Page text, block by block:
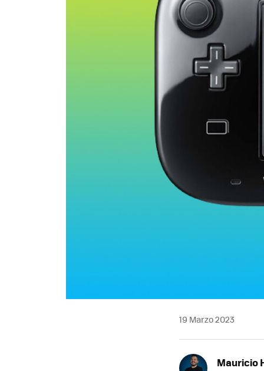
19 Marzo 2023
Mauricio